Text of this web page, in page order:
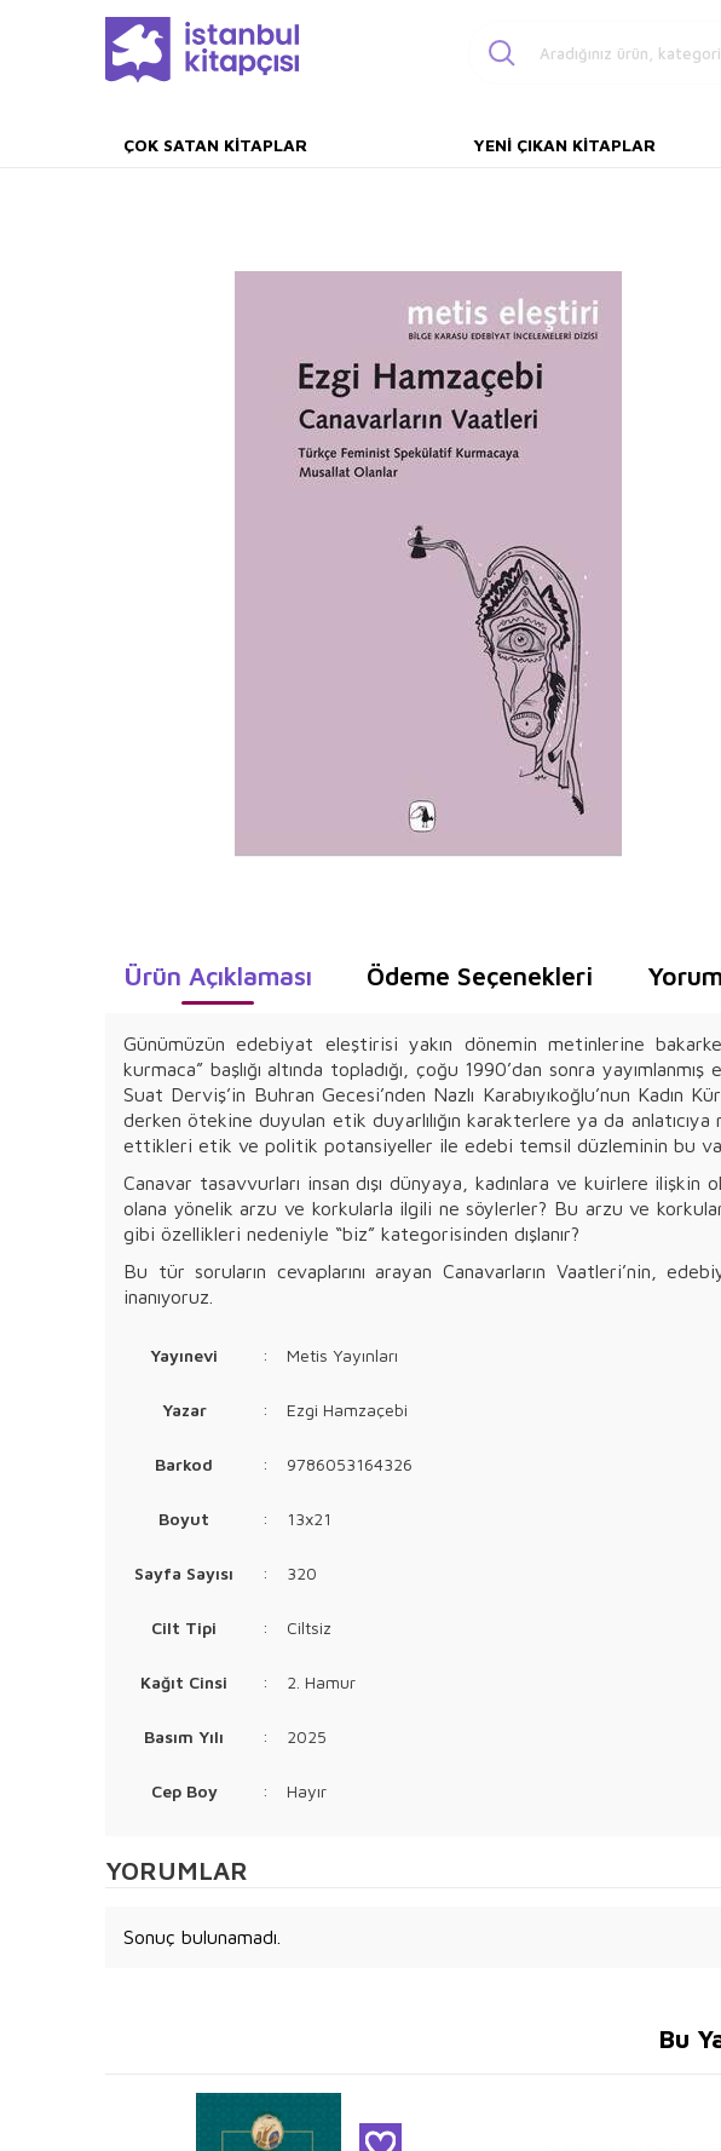
ÇOK SATAN KITAPLAR YENI ÇIKAN KITAPLAR
Ürün Açıklaması Ödeme Seçenekleri
Günümüzün edebiyat eleştirisi yakın dönemin metinlerine
kurmaca” başlığı altında topladığı, çoğu 1990’dan sonra
Suat Derviş’in Buhran Gecesi’nden Nazlı Karabıyıkoğlu’nun Kadın
derken ötekine duyulan etik duyarlılığın karakterlere ya da
ettikleri etik ve politik potansiyeller ile edebi temsil düzleminin bu
Canavar tasavvurları insan dışı dünyaya, kadınlara ve kuirlere
olana yönelik arzu ve korkularla ilgili ne söylerler? Bu arzu ve
gibi özellikleri nedeniyle “biz” kategorisinden dışlanır?
Bu tür soruların cevaplarını arayan Canavarların Vaatleri’nin,
inanıyoruz.
Yayınevi : Metis Yayınları
Yazar : Ezgi Hamzaçebi
Barkod : 9786053164326
Boyut : 13x21
Sayfa Sayısı : 320
Cilt Tipi : Ciltsiz
Kağıt Cinsi : 2. Hamur
Basım Yılı : 2025
Cep Boy : Hayır
YORUMLAR
Sonuç bulunamadı.
Bu